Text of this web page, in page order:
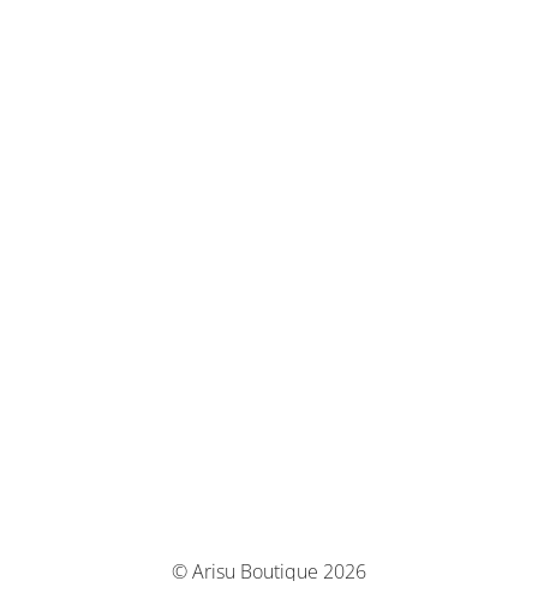
© Arisu Boutique 2026